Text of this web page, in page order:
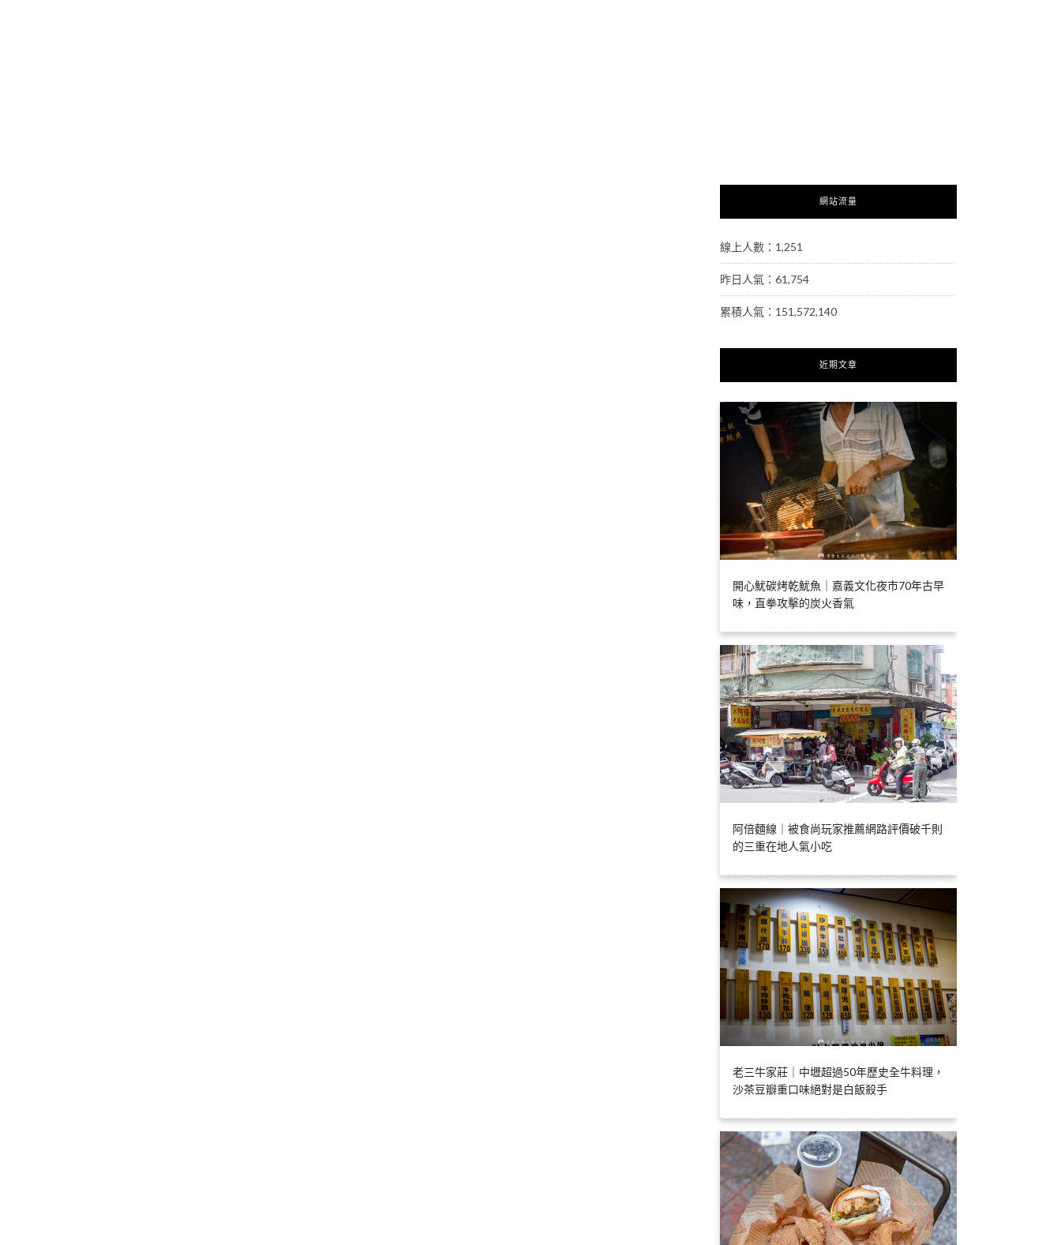
網站流量
線上人數：1,251
昨日人氣：61,754
累積人氣：151,572,140
近期文章
開心魷碳烤乾魷魚｜嘉義文化夜市70年古早
味，直拳攻擊的炭火香氣
阿倍麵線｜被食尚玩家推薦網路評價破千則
的三重在地人氣小吃
老三牛家莊｜中壢超過50年歷史全牛料理，
沙茶豆瓣重口味絕對是白飯殺手